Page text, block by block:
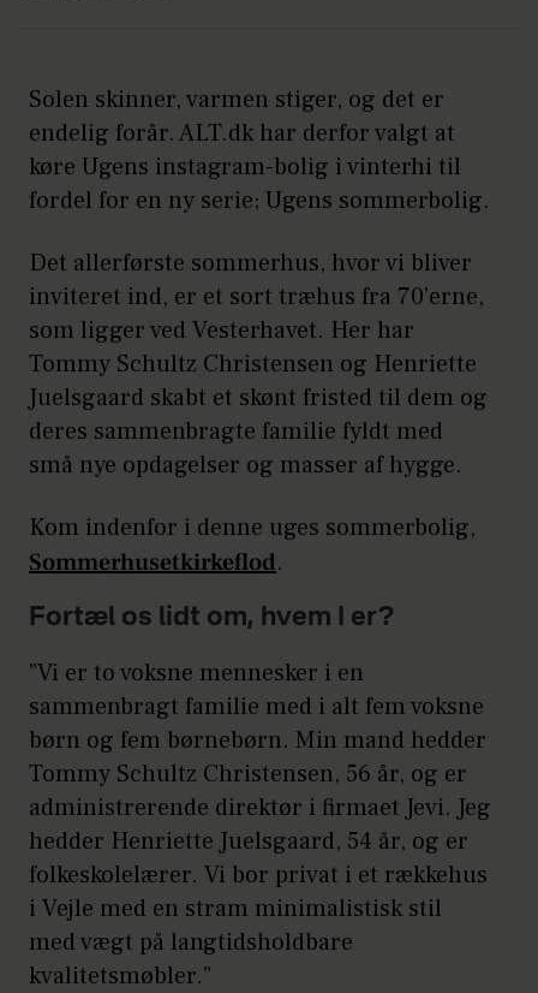
Solen skinner, varmen stiger, og det er
endelig forår. ALT.dk har derfor valgt at
køre Ugens instagram-bolig i vinterhi til
fordel for en ny serie; Ugens sommerbolig.
Det allerførste sommerhus, hvor vi bliver
inviteret ind, er et sort træhus fra 70’erne,
som ligger ved Vesterhavet. Her har
Tommy Schultz Christensen og Henriette
Juelsgaard skabt et skønt fristed til dem og
deres sammenbragte familie fyldt med
små nye opdagelser og masser af hygge.
Kom indenfor i denne uges sommerbolig,
Sommerhusetkirkeflod.
Fortæl os lidt om, hvem I er?
”Vi er to voksne mennesker i en
sammenbragt familie med i alt fem voksne
børn og fem børnebørn. Min mand hedder
Tommy Schultz Christensen, 56 år, og er
administrerende direktør i firmaet Jevi. Jeg
hedder Henriette Juelsgaard, 54 år, og er
folkeskolelærer. Vi bor privat i et rækkehus
i Vejle med en stram minimalistisk stil
med vægt på langtidsholdbare
kvalitetsmøbler.”